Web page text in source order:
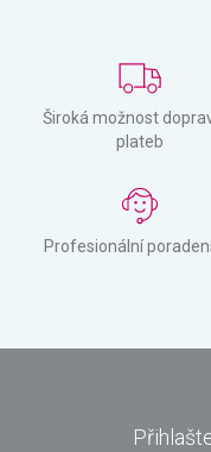
Široká možnost
plateb
Profesionální